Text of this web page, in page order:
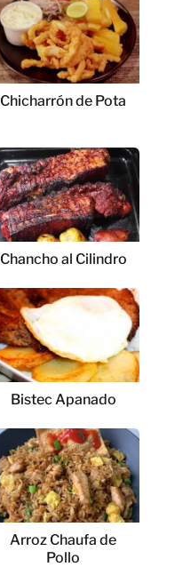
Chicharrón de Pota
Chancho al Cilindro
Bistec Apanado
Arroz Chaufa de
Pollo